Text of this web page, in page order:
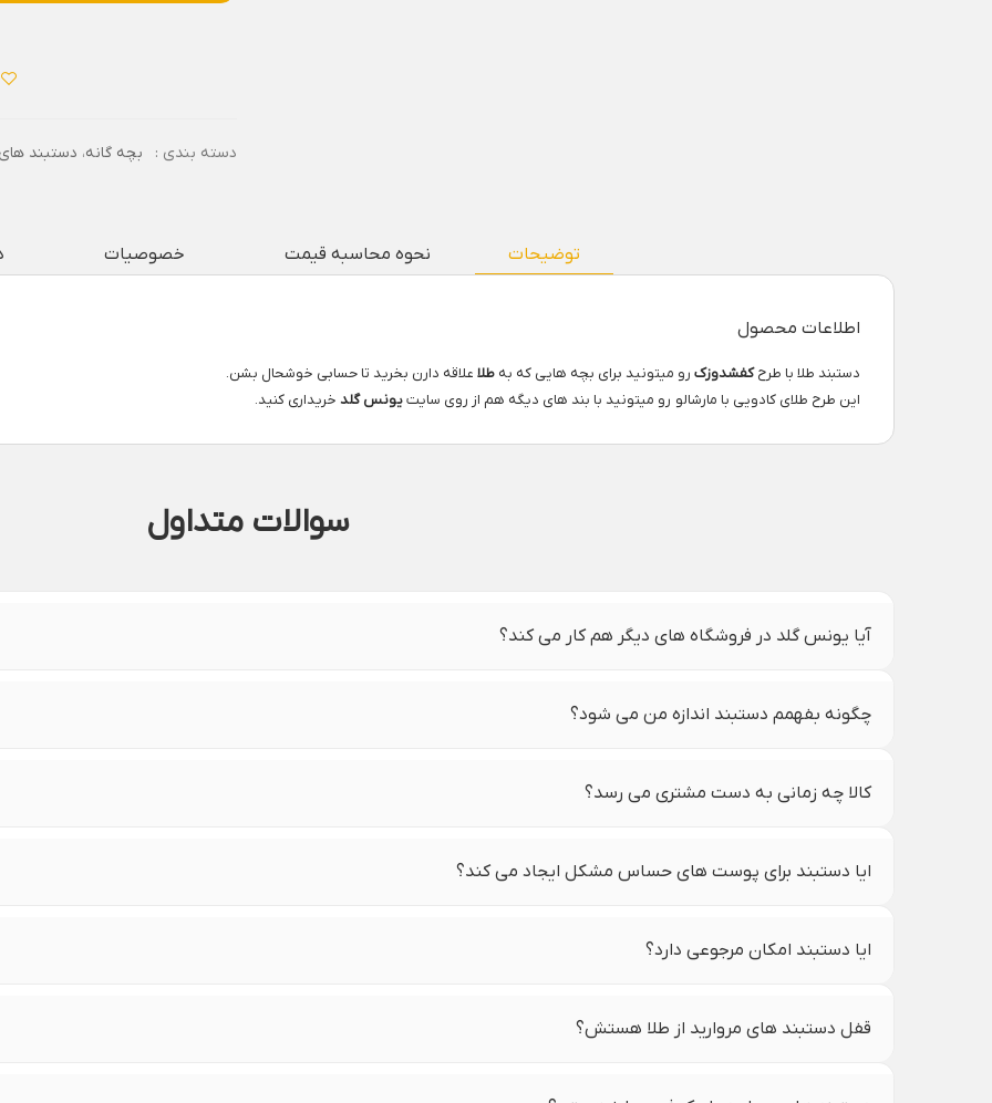
دسته بندی : بچه گانه، دستبند
توضیحات نحوه محاسبه قیمت خصوصیات
اطلاعات محصول
دستبند طلا با طرحکفشدوزک رو میتونید برای بچه هایی که به طلا علاقه دارن بخرید تا حسابی خوشحال بشن.
این طرح طلای کادویی با مارشالو رو میتونید با بند های دیگه هم از روی سایتیونس گلد خریداری کنید.
سوالات متداول
آیا یونس گلد در فروشگاه های دیگر هم کار می کند؟
چگونه بفهمم دستبند اندازه من می شود؟
کالا چه زمانی به دست مشتری می رسد؟
ایا دستبند برای پوست های حساس مشکل ایجاد می کند؟
ایا دستبند امکان مرجوعی دارد؟
قفل دستبند های مروارید از طلا هستش؟